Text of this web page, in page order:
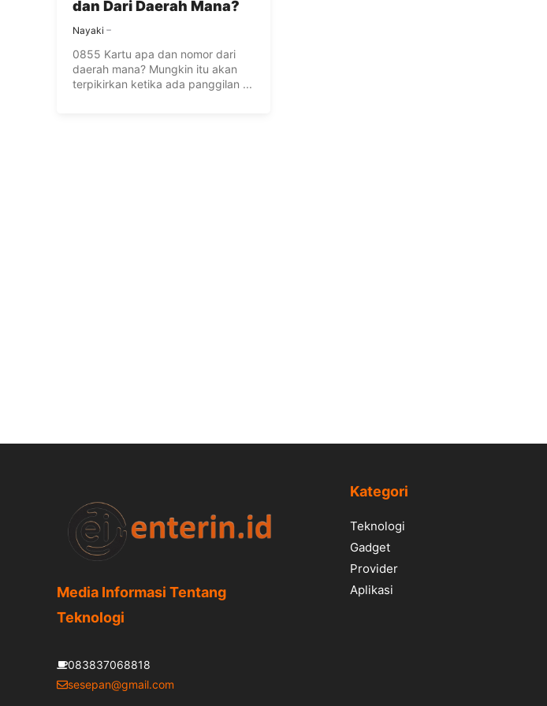
dan Dari Daerah Mana?
Nayaki
0855 Kartu apa dan nomor dari
daerah mana? Mungkin itu akan
terpikirkan ketika ada panggilan ...
Media Informasi Tentang
Teknologi
083837068818
sesepan@gmail.com
Kategori
Teknologi
Gadget
Provider
Aplikasi